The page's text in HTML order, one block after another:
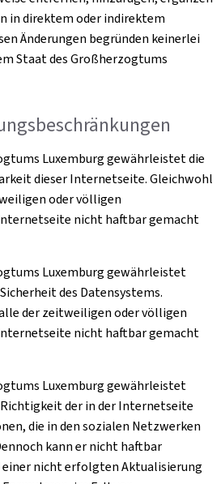
in direktem oder indirektem
Änderungen begründen keinerlei
Staat des Großherzogtums
Luxemburg gewährleistet die
dieser Internetseite. Gleichwohl
oder völligen
nicht haftbar gemacht
Luxemburg gewährleistet
des Datensystems.
der zeitweiligen oder völligen
nicht haftbar gemacht
Luxemburg gewährleistet
der in der Internetseite
die in den sozialen Netzwerken
kann er nicht haftbar
nicht erfolgten Aktualisierung